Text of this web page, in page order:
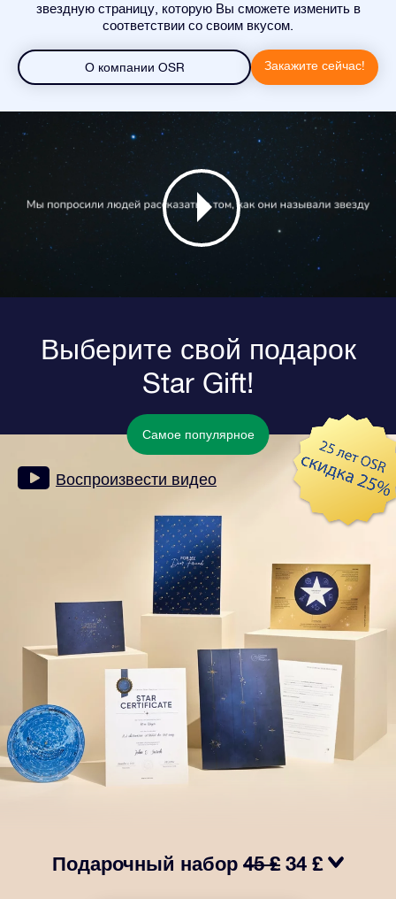
звездную страницу, которую Вы сможете изменить в
соответствии со своим вкусом.
О компании OSR Закажите сейчас!
Выберите свой подарок
Star Gift!
Самое популярное
Воспроизвести видео
Подарочный набор 45 £ 34 £